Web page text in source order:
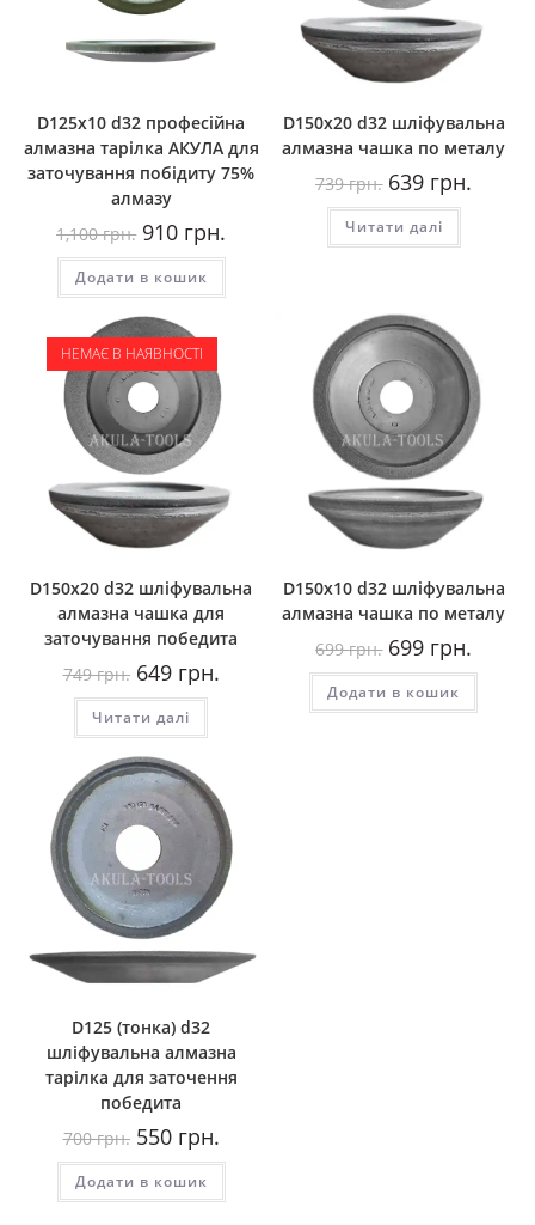
D125x10 d32 професійна
алмазна тарілка АКУЛА для
заточування побідиту 75%
алмазу
1,100грн. Оригінальна
ціна:
1,100
грн..
910 грн.
910
Додати в кошик
D150x20 d32 шліфувальна
алмазна чашка по металу
739грн. Оригінальна
ціна:
739
грн..
639 грн.
Читати далі
НЕМАЄ В НАЯВНОСТІ
D150x20 d32 шліфувальна
алмазна чашка для
заточування победита
749грн. Оригінальна
ціна:
749
грн..
649грн.ціна:
Читати далі
D150x10 d32 шліфувальна
алмазна чашка по металу
699грн. Оригінальна
ціна:
699
грн..
699 грн.
699
Додати в кошик
D125 (тонка) d32
шліфувальна алмазна
тарілка для заточення
победита
700грн. Оригінальна
ціна:
700
грн..
550грн.ціна:
550
Додати в кошик